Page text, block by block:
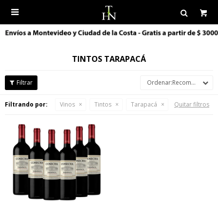

TINTOS TARAPACÁ
Recomendados
Filtrando por: Vinos Tintos Tarapacá Quitar filtros